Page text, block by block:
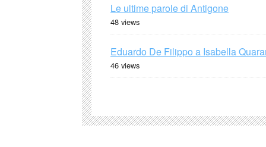
Le ultime parole di Antigone
48 views
Eduardo De Filippo a Isabella
46 views